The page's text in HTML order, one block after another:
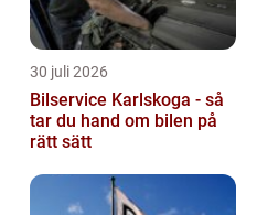
30 juli 2026
Bilservice Karlskoga - så
tar du hand om bilen på
rätt sätt